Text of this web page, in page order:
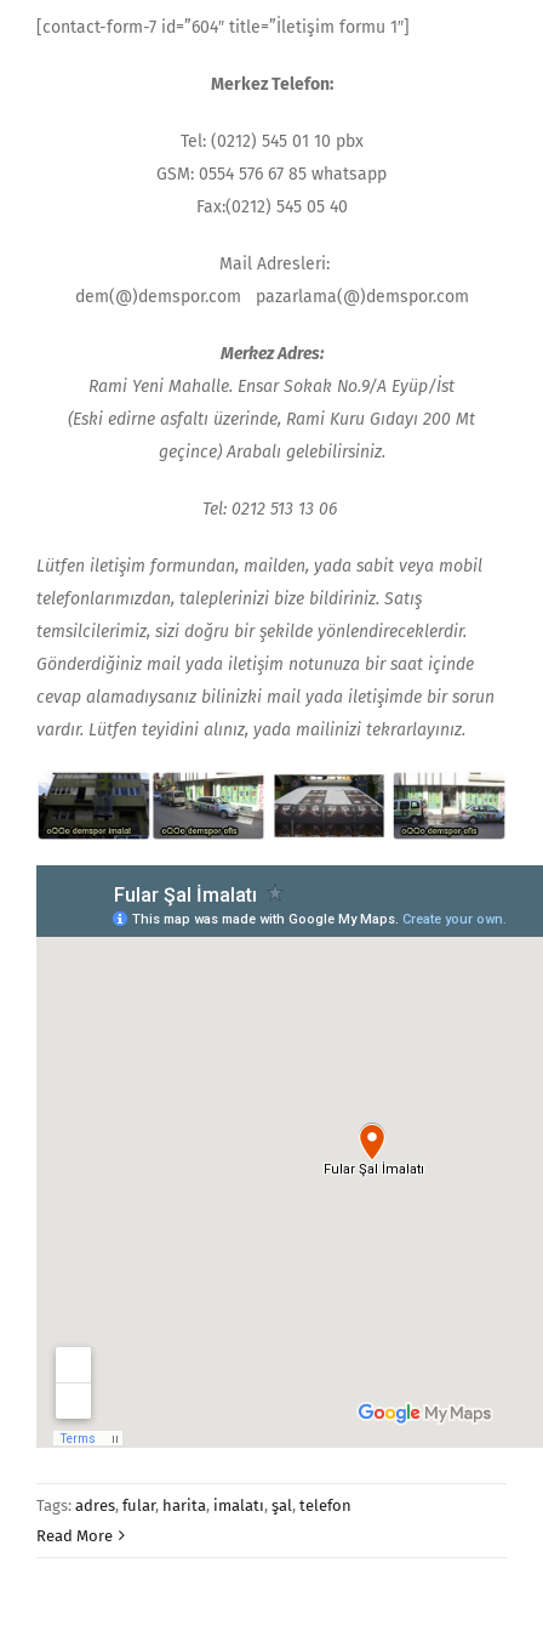
[contact-form-7 id=”604″ title=”İletişim formu 1″]
Merkez Telefon:
Tel: (0212) 545 01 10 pbx
GSM: 0554 576 67 85 whatsapp
Fax:(0212) 545 05 40
Mail Adresleri:
dem(@)demspor.com pazarlama(@)demspor.com
Merkez Adres:
Rami Yeni Mahalle. Ensar Sokak No.9/A Eyüp/İst
(Eski edirne asfaltı üzerinde, Rami Kuru Gıdayı 200 Mt
geçince) Arabalı gelebilirsiniz.
Tel: 0212 513 13 06
Lütfen iletişim formundan, mailden, yada sabit veya mobil
telefonlarımızdan, taleplerinizi bize bildiriniz. Satış
temsilcilerimiz, sizi doğru bir şekilde yönlendireceklerdir.
Gönderdiğiniz mail yada iletişim notunuza bir saat içinde
cevap alamadıysanız bilinizki mail yada iletişimde bir sorun
vardır. Lütfen teyidini alınız, yada mailinizi tekrarlayınız.
Tags: adres, fular, harita, imalatı, şal, telefon
Read More